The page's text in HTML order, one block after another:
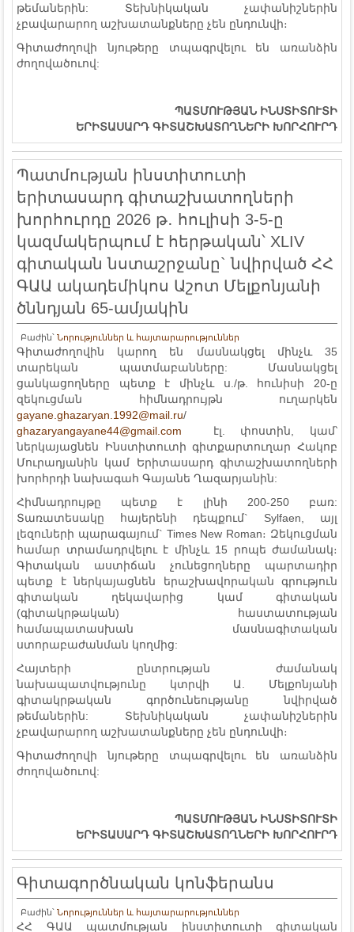
թեմաներին: Տեխնիկական չափանիշներին
չբավարարող աշխատանքները չեն ընդունվի։
Գիտաժողովի նյութերը տպագրվելու են առանձին
ժողովածուով:
ՊԱՏՄՈՒԹՅԱՆ ԻՆՍՏԻՏՈՒՏԻ
ԵՐԻՏԱՍԱՐԴ ԳԻՏԱՇԽԱՏՈՂՆԵՐԻ ԽՈՐՀՈՒՐԴ
Պատմության ինստիտուտի
երիտասարդ գիտաշխատողների
խորհուրդը 2026 թ․ հուլիսի 3-5-ը
կազմակերպում է հերթական՝ XLIV
գիտական նստաշրջանը` նվիրված ՀՀ
ԳԱԱ ակադեմիկոս Աշոտ Մելքոնյանի
ծննդյան 65-ամյակին
Բաժին՝ Նորություններ և հայտարարություններ
Գիտաժողովին կարող են մասնակցել մինչև 35
տարեկան պատմաբանները: Մասնակցել
ցանկացողները պետք է մինչև ս./թ. հունիսի 20-ը
զեկուցման հիմնադրույթն ուղարկեն
gayane.ghazaryan.1992@mail.ru/
ghazaryangayane44@gmail.com էլ. փոստին, կամ՝
ներկայացնեն Ինստիտուտի գիտքարտուղար Հակոբ
Մուրադյանին կամ Երիտասարդ գիտաշխատողների
խորհրդի նախագահ Գայանե Ղազարյանին:
Հիմնադրույթը պետք է լինի 200-250 բառ:
Տառատեսակը հայերենի դեպքում` Sylfaen, այլ
լեզուների պարագայում` Times New Roman։ Զեկուցման
համար տրամադրվելու է մինչև 15 րոպե ժամանակ։
Գիտական աստիճան չունեցողները պարտադիր
պետք է ներկայացնեն երաշխավորական գրություն
գիտական ղեկավարից կամ գիտական
(գիտակրթական) հաստատության
համապատասխան մասնագիտական
ստորաբաժանման կողմից:
Հայտերի ընտրության ժամանակ
նախապատվությունը կտրվի Ա. Մելքոնյանի
գիտակրթական գործունեությանը նվիրված
թեմաներին: Տեխնիկական չափանիշներին
չբավարարող աշխատանքները չեն ընդունվի։
Գիտաժողովի նյութերը տպագրվելու են առանձին
ժողովածուով:
ՊԱՏՄՈՒԹՅԱՆ ԻՆՍՏԻՏՈՒՏԻ
ԵՐԻՏԱՍԱՐԴ ԳԻՏԱՇԽԱՏՈՂՆԵՐԻ ԽՈՐՀՈՒՐԴ
Գիտագործնական կոնֆերանս
Բաժին՝ Նորություններ և հայտարարություններ
ՀՀ ԳԱԱ պատմության ինստիտուտի գիտական